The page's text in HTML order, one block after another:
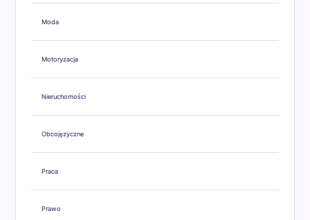
Moda
Motoryzacja
Nieruchomości
Obcojęzyczne
Praca
Prawo